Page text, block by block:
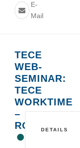
E-
Mail
TECE
WEB-
SEMINAR:
TECE
WORKTIME
–
DETAILS